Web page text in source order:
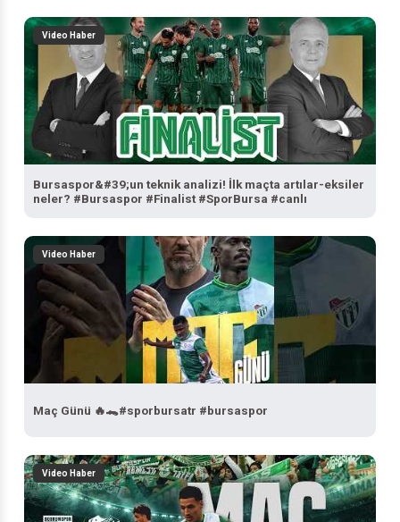
Video Haber
Bursaspor&#39;un teknik analizi! İlk maçta artılar-eksiler
neler? #Bursaspor #Finalist #SporBursa #canlı
Video Haber
Maç Günü 🔥🐊#sporbursatr #bursaspor
Video Haber